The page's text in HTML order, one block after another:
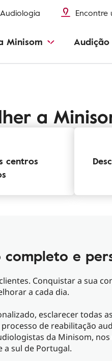
Encontre
Minisom Audição
a
centros
e
Conquistar a sua
a cada dia.
esclarecer todas
de reabilitação
da Minisom, nos
a sul de Portugal.